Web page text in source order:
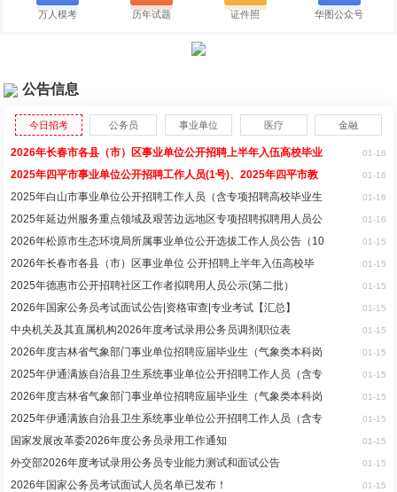
万人模考 历年试题 证件照 华图公众号
公告信息
今日招考 公务员 事业单位 医疗 金融
2026年长春市各县（市）区事业单位公开招聘上半年入伍高校毕业 01-16
2025年四平市事业单位公开招聘工作人员(1号)、2025年四平市教 01-16
2025年白山市事业单位公开招聘工作人员（含专项招聘高校毕业生 01-16
2025年延边州服务重点领域及艰苦边远地区专项招聘拟聘用人员公 01-16
2026年松原市生态环境局所属事业单位公开选拔工作人员公告（10 01-15
2026年长春市各县（市）区事业单位 公开招聘上半年入伍高校毕 01-15
2025年德惠市公开招聘社区工作者拟聘用人员公示(第二批） 01-15
2026年国家公务员考试面试公告|资格审查|专业考试【汇总】 01-15
中央机关及其直属机构2026年度考试录用公务员调剂职位表 01-15
2026年度吉林省气象部门事业单位招聘应届毕业生（气象类本科岗 01-15
2025年伊通满族自治县卫生系统事业单位公开招聘工作人员（含专 01-15
2026年度吉林省气象部门事业单位招聘应届毕业生（气象类本科岗 01-15
2025年伊通满族自治县卫生系统事业单位公开招聘工作人员（含专 01-15
国家发展改革委2026年度公务员录用工作通知 01-15
外交部2026年度考试录用公务员专业能力测试和面试公告 01-15
2026年国家公务员考试面试人员名单已发布！ 01-15